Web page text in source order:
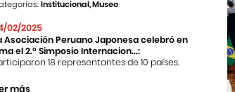
Institucional, Museo
02/2025
Asociación Peruano Japonesa celebró en
el 2.º Simposio Internacion...:
18 representantes de 10 países.
más